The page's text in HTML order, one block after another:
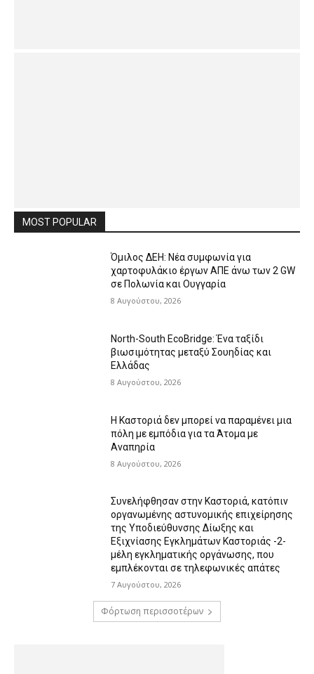
MOST POPULAR
Όμιλος ΔΕΗ: Νέα συμφωνία για
χαρτοφυλάκιο έργων ΑΠΕ άνω των 2 GW
σε Πολωνία και Ουγγαρία
8 Αυγούστου, 2026
North-South EcoBridge: Ένα ταξίδι
βιωσιμότητας μεταξύ Σουηδίας και
Ελλάδας
8 Αυγούστου, 2026
Η Καστοριά δεν μπορεί να παραμένει μια
πόλη με εμπόδια για τα Άτομα με
Αναπηρία
8 Αυγούστου, 2026
Συνελήφθησαν στην Καστοριά, κατόπιν
οργανωμένης αστυνομικής επιχείρησης
της Υποδιεύθυνσης Δίωξης και
Εξιχνίασης Εγκλημάτων Καστοριάς -2-
μέλη εγκληματικής οργάνωσης, που
εμπλέκονται σε τηλεφωνικές απάτες
7 Αυγούστου, 2026
Φόρτωση περισσοτέρων